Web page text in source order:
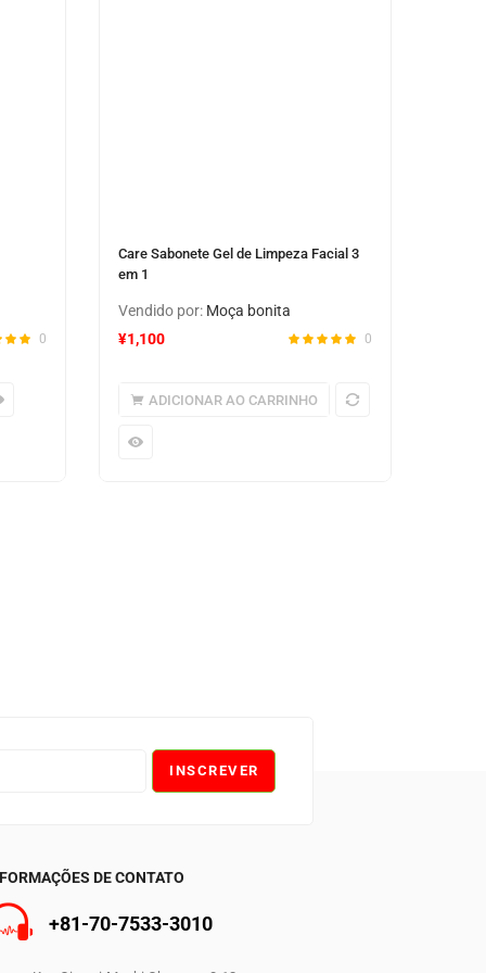
0
Care Sabonete Gel de Limpeza Facial 3
em 1
Vendido por: Moça bonita
0
¥1,100
ADICIONAR AO CARRINHO
INSCREVER
DE CONTATO
+81-70-7533-3010